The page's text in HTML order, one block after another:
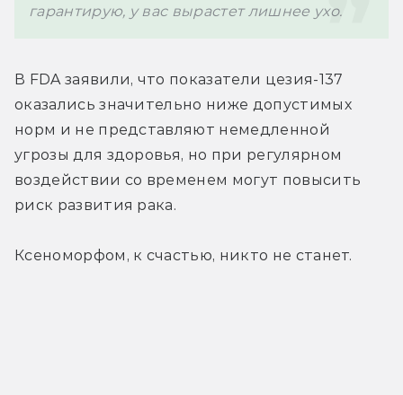
В FDA заявили, что показатели цезия-137
оказались значительно ниже допустимых
норм и не представляют немедленной
угрозы для здоровья, но при регулярном
воздействии со временем могут повысить
риск развития рака.
Ксеноморфом, к счастью, никто не станет.